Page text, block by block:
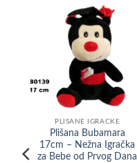
PLISANE IGRACKE
Plišana Bubamara
17cm – Nežna Igračka
za Bebe od Prvog Dana